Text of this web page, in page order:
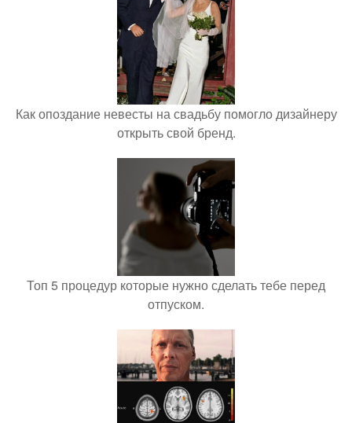
Как опоздание невесты на свадьбу помогло дизайнеру
открыть свой бренд.
Топ 5 процедур которые нужно сделать тебе перед
отпуском.